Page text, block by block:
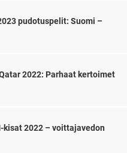
pudotuspelit: Suomi –
2022: Parhaat kertoimet
kisat 2022 – voittajavedon